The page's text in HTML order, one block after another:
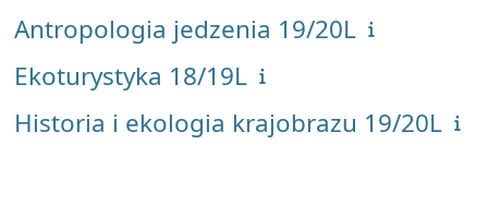
Antropologia jedzenia 19/20L
Ekoturystyka 18/19L
Historia i ekologia krajobrazu 19/20L